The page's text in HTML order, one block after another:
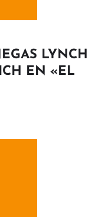
LYNCH
EN «EL